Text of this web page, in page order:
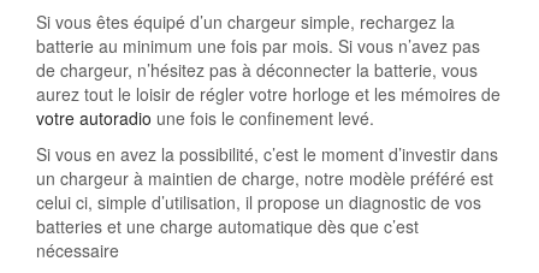
Si vous êtes équipé d’un chargeur simple, rechargez la
batterie au minimum une fois par mois. Si vous n’avez pas
de chargeur, n’hésitez pas à déconnecter la batterie, vous
aurez tout le loisir de régler votre horloge et les mémoires de
votre autoradio une fois le confinement levé.
Si vous en avez la possibilité, c’est le moment d’investir dans
un chargeur à maintien de charge, notre modèle préféré est
celui ci, simple d’utilisation, il propose un diagnostic de vos
batteries et une charge automatique dès que c’est
nécessaire